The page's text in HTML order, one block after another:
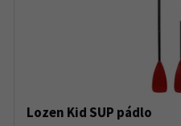
Lozen Kid SUP pádlo